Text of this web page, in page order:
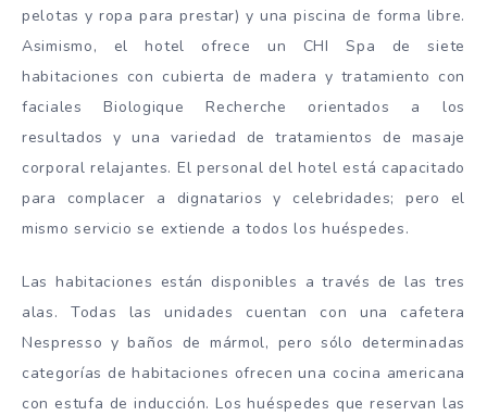
pelotas y ropa para prestar) y una piscina de forma libre.
Asimismo, el hotel ofrece un CHI Spa de siete
habitaciones con cubierta de madera y tratamiento con
faciales Biologique Recherche orientados a los
resultados y una variedad de tratamientos de masaje
corporal relajantes. El personal del hotel está capacitado
para complacer a dignatarios y celebridades; pero el
mismo servicio se extiende a todos los huéspedes.
Las habitaciones están disponibles a través de las tres
alas. Todas las unidades cuentan con una cafetera
Nespresso y baños de mármol, pero sólo determinadas
categorías de habitaciones ofrecen una cocina americana
con estufa de inducción. Los huéspedes que reservan las